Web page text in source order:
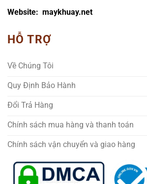
Website: maykhuay.net
HỖ TRỢ
Về Chúng Tôi
Quy Định Bảo Hành
Đổi Trả Hàng
Chính sách mua hàng và thanh toán
Chính sách vận chuyển và giao hàng